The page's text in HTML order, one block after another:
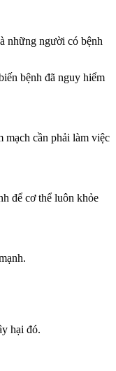
những người có bệnh
bệnh đã nguy hiểm
mạch cần phải làm việc
để cơ thể luôn khỏe
hại đó.